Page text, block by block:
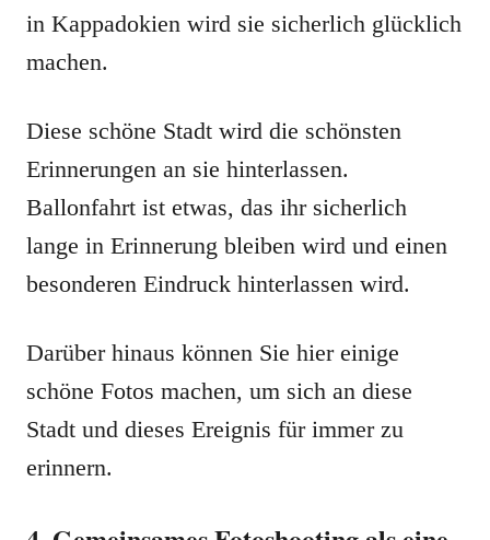
in Kappadokien wird sie sicherlich glücklich
machen.
Diese schöne Stadt wird die schönsten
Erinnerungen an sie hinterlassen.
Ballonfahrt ist etwas, das ihr sicherlich
lange in Erinnerung bleiben wird und einen
besonderen Eindruck hinterlassen wird.
Darüber hinaus können Sie hier einige
schöne Fotos machen, um sich an diese
Stadt und dieses Ereignis für immer zu
erinnern.